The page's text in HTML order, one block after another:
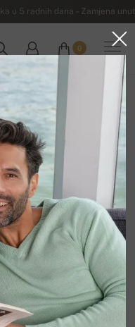
u 5 radnih dana – Zamjena
0